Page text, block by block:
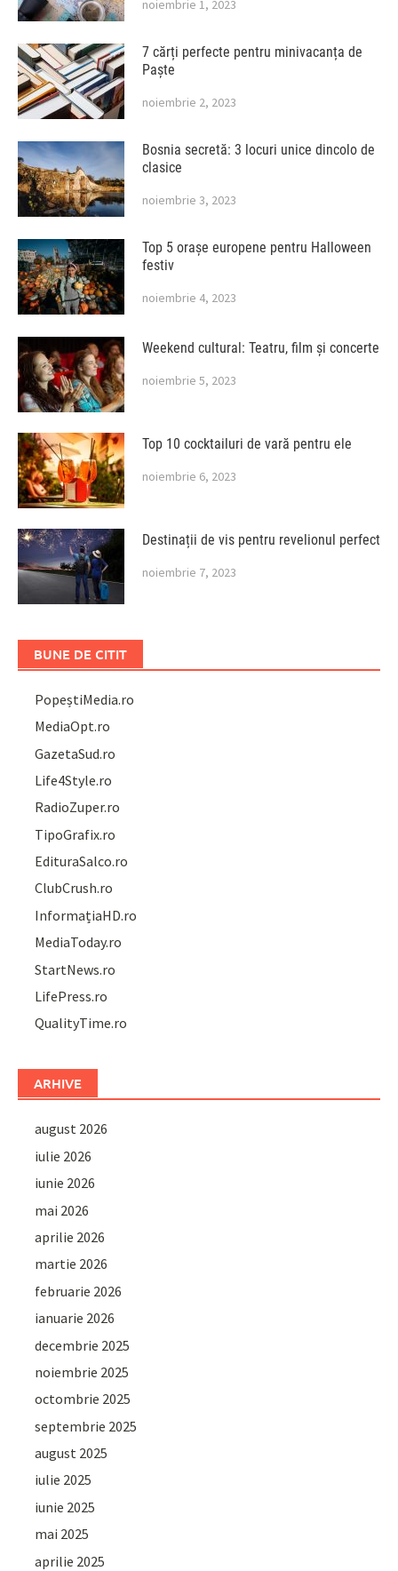
noiembrie 1, 2023
7 cărți perfecte pentru minivacanța de
Paște
noiembrie 2, 2023
Bosnia secretă: 3 locuri unice dincolo de
clasice
noiembrie 3, 2023
Top 5 orașe europene pentru Halloween
festiv
noiembrie 4, 2023
Weekend cultural: Teatru, film și concerte
noiembrie 5, 2023
Top 10 cocktailuri de vară pentru ele
noiembrie 6, 2023
Destinații de vis pentru revelionul perfect
noiembrie 7, 2023
BUNE DE CITIT
PopeștiMedia.ro
MediaOpt.ro
GazetaSud.ro
Life4Style.ro
RadioZuper.ro
TipoGrafix.ro
EdituraSalco.ro
ClubCrush.ro
InformațiaHD.ro
MediaToday.ro
StartNews.ro
LifePress.ro
QualityTime.ro
ARHIVE
august 2026
iulie 2026
iunie 2026
mai 2026
aprilie 2026
martie 2026
februarie 2026
ianuarie 2026
decembrie 2025
noiembrie 2025
octombrie 2025
septembrie 2025
august 2025
iulie 2025
iunie 2025
mai 2025
aprilie 2025